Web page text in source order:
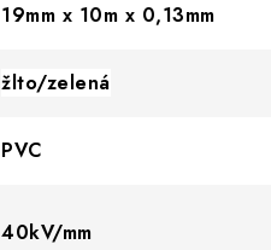
19mm x 10m x 0,13mm
žlto/zelená
PVC
40kV/mm